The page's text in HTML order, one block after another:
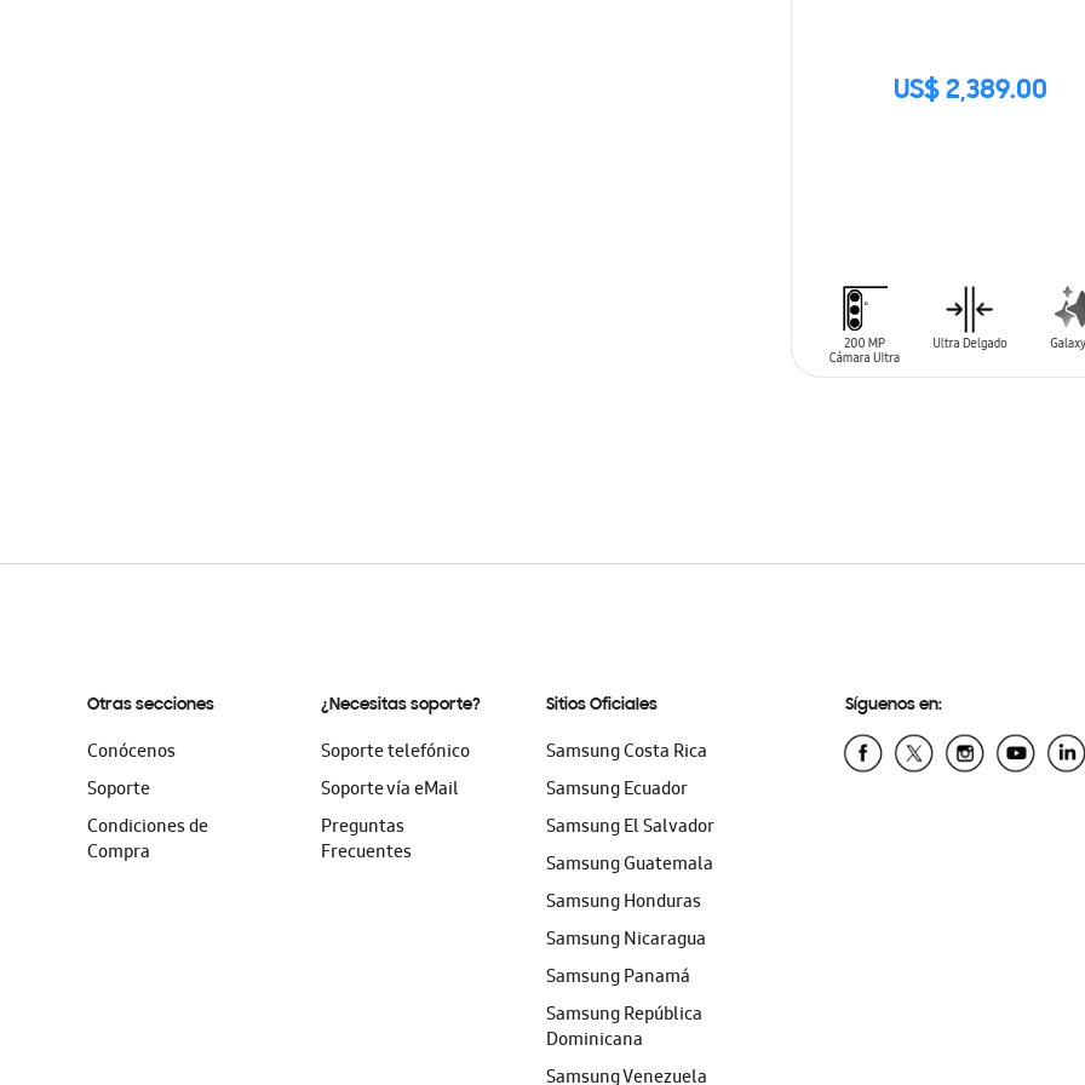
US$ 2,389.00
SIN
Otras secciones
Conócenos
Soporte
Condiciones de
Compra
¿Necesitas soporte?
Soporte telefónico
Soporte vía eMail
Preguntas
Frecuentes
Sitios Oficiales
Samsung Costa Rica
Samsung Ecuador
Samsung El Salvador
Samsung Guatemala
Samsung Honduras
Samsung Nicaragua
Samsung Panamá
Samsung República
Dominicana
Samsung Venezuela
Síguenos en: